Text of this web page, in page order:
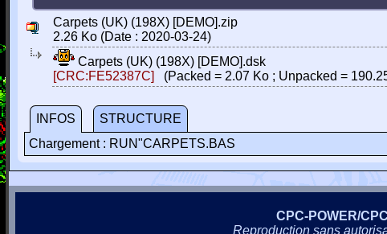
Carpets (UK) (198X) [DEMO].zip
2.26 Ko (Date : 2020-03-24)
Carpets (UK) (198X) [DEMO].dsk
[CRC:FE52387C]
(Packed = 2.07 Ko ; Unpacked =
INFOS
STRUCTURE
Chargement : RUN"CARPETS.BAS
CPC-POWER/
Reproduction sans